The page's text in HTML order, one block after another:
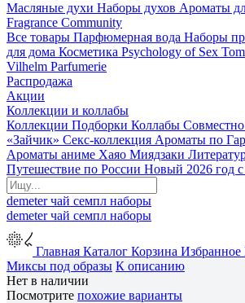
Масляные духи Наборы духов Ароматы
Fragrance Community
Все товары Парфюмерная вода Наборы
для дома Косметика Psychology of Sex
Vilhelm Parfumerie
Распродажа
Акции
Коллекции и коллабы
Коллекции Подборки Коллабы
«Зайчик» Секс-коллекция Ароматы по
Ароматы аниме Хаяо Миядзаки
Путешествие по России Новый 2026 год
demeterчай семпл наборы
demeterчай семпл наборы
Главная Каталог Корзина Избранное
Миксы под образы К описанию
Нет в наличии
Посмотрите похожие варианты